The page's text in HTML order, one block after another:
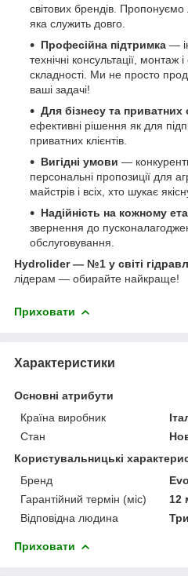
світових брендів. Пропонуємо
яка служить довго.
Професійна підтримка —
технічні консультації, монтаж
складності. Ми не просто
ваші задачі!
Для бізнесу та приватних
ефективні рішення як для
приватних клієнтів.
Вигідні умови —
персональні пропозиції для
майстрів і всіх, хто шукає
Надійність на кожному
звернення до
обслуговування.
Hydrolider — №1 у світі
лідерам — обирайте найкраще!
Приховати
Характеристики
Основні атрибути
Країна виробник
Стан
Користувальницькі
Бренд
Гарантійний термін (міс)
12
Відповідна людина
Приховати